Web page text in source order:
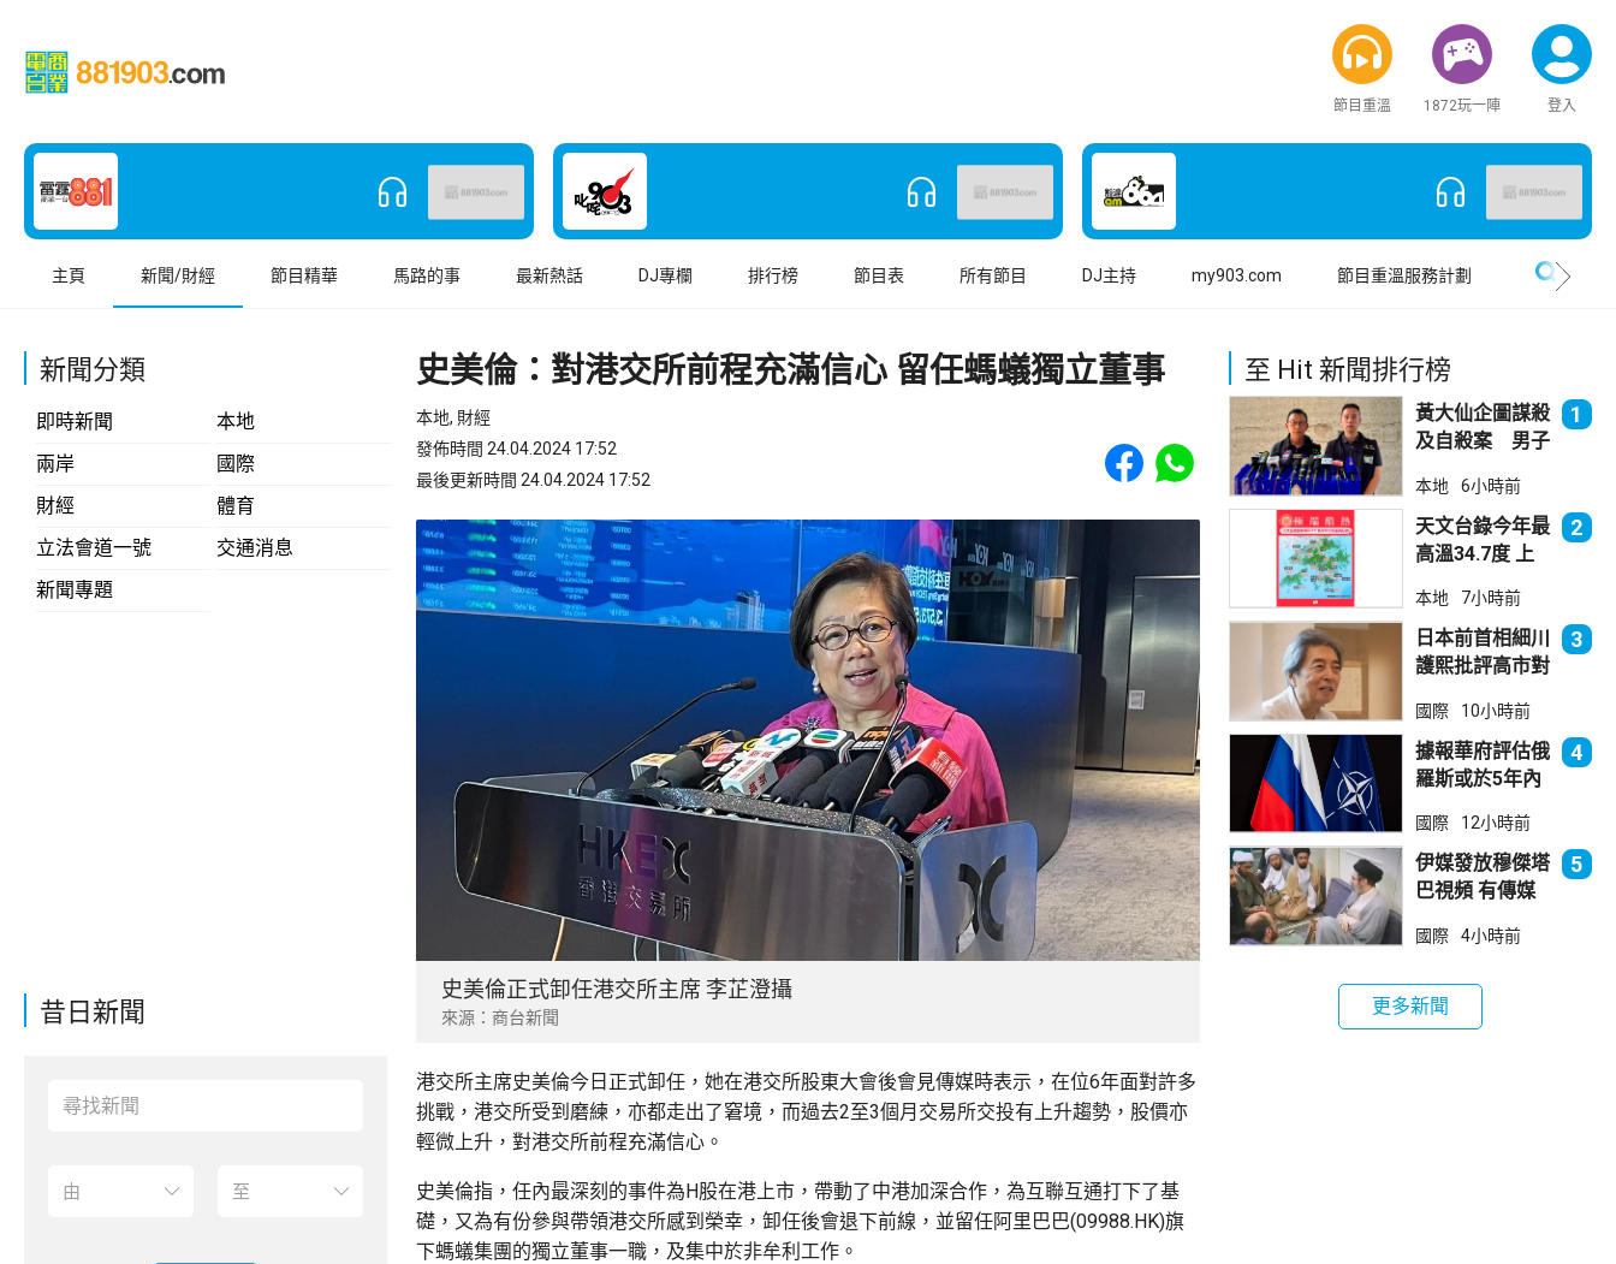
節目重溫 1872玩一陣 登入
主頁 新聞/財經 節目精華 馬路的事 最新熱話 DJ專欄 排行榜 節目表 所有節目 DJ主持 my903.com 節目重溫服務計劃
新聞分類
即時新聞
本地
兩岸
國際
財經
體育
立法會道一號
交通消息
新聞專題
昔日新聞
史美倫：對港交所前程充滿信心 留任螞蟻獨立董事
本地, 財經
發佈時間 24.04.2024 17:52
最後更新時間 24.04.2024 17:52
Share to Facebook
Share to WhatsApp
史美倫正式卸任港交所主席 李芷澄攝
來源：商台新聞
港交所主席史美倫今日正式卸任，她在港交所股東大會後會見傳媒時表示，在位6年面對許多
挑戰，港交所受到磨練，亦都走出了窘境，而過去2至3個月交易所交投有上升趨勢，股價亦
輕微上升，對港交所前程充滿信心。
史美倫指，任內最深刻的事件為H股在港上市，帶動了中港加深合作，為互聯互通打下了基
礎，又為有份參與帶領港交所感到榮幸，卸任後會退下前線，並留任阿里巴巴(09988.HK)旗
下螞蟻集團的獨立董事一職，及集中於非牟利工作。
至 Hit 新聞排行榜
黃大仙企圖謀殺
及自殺案 男子
墮樓亡
1
本地 6小時前
天文台錄今年最
高溫34.7度 上
2
本地 7小時前
日本前首相細川
護熙批評高市對
3
國際 10小時前
據報華府評估俄
羅斯或於5年內
北約集體防禦
4
國際 12小時前
伊媒發放穆傑塔
巴視頻 有傳媒
5
國際 4小時前
更多新聞